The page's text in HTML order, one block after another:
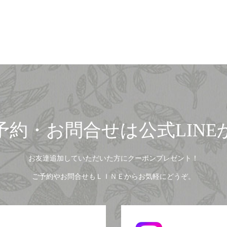
約・お問合せは公式LINE
お友達追加していただいた方にクーポンプレゼント！
ご予約やお問合せもＬＩＮＥからお気軽にどうぞ。